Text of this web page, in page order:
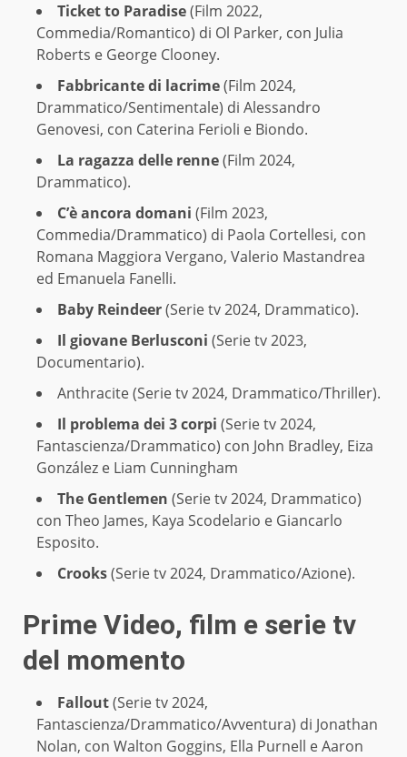
Ticket to Paradise(Film 2022,
Commedia/Romantico) di Ol Parker, con Julia
Roberts e George Clooney.
Fabbricante di lacrime(Film 2024,
Drammatico/Sentimentale) di Alessandro
Genovesi, con Caterina Ferioli e Biondo.
La ragazza delle renne(Film 2024,
Drammatico).
C’è ancora domani (Film 2023,
Commedia/Drammatico) di Paola Cortellesi, con
Romana Maggiora Vergano, Valerio Mastandrea
ed Emanuela Fanelli.
Baby Reindeer(Serie tv 2024, Drammatico).
Il giovane Berlusconi (Serie tv 2023,
Documentario).
Anthracite (Serie tv 2024, Drammatico/Thriller).
Il problema dei 3 corpi (Serie tv 2024,
Fantascienza/Drammatico) con John Bradley, Eiza
González e Liam Cunningham
The Gentlemen (Serie tv 2024, Drammatico)
con Theo James, Kaya Scodelario e Giancarlo
Esposito.
Crooks(Serie tv 2024, Drammatico/Azione).
Prime Video, film e serie tv
del momento
Fallout(Serie tv 2024,
Fantascienza/Drammatico/Avventura) di Jonathan
Nolan, con Walton Goggins, Ella Purnell e Aaron